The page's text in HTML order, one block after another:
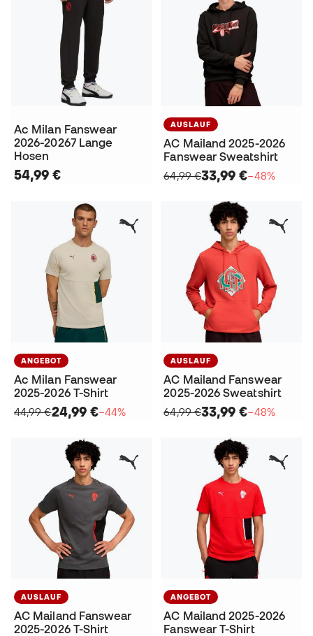
Ac Milan Fanswear
2026-20267 Lange
Hosen
54,99 €
AUSLAUF
AC Mailand 2025-2026
Fanswear Sweatshirt
64,99 €33,99 €−48%
ANGEBOT
Ac Milan Fanswear
2025-2026 T-Shirt
44,99 €24,99 €−44%
AUSLAUF
AC Mailand Fanswear
2025-2026 Sweatshirt
64,99 €33,99 €−48%
AUSLAUF
AC Mailand Fanswear
2025-2026 T-Shirt
ANGEBOT
AC Mailand 2025-2026
Fanswear T-Shirt